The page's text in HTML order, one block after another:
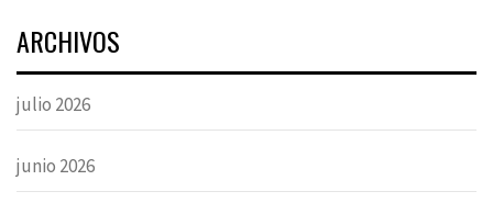
ARCHIVOS
julio 2026
junio 2026